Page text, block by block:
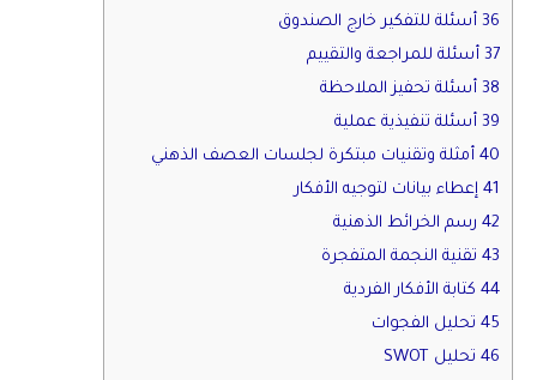
36 أسئلة للتفكير خارج الصندوق
37 أسئلة للمراجعة والتقييم
38 أسئلة تحفيز الملاحظة
39 أسئلة تنفيذية عملية
40 أمثلة وتقنيات مبتكرة لجلسات العصف الذهني
41 إعطاء بيانات لتوجيه الأفكار
42 رسم الخرائط الذهنية
43 تقنية النجمة المتفجرة
44 كتابة الأفكار الفردية
45 تحليل الفجوات
46 تحليل SWOT